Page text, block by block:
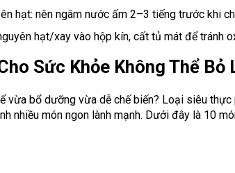
hạt: nên ngâm nước ấm 2–3 tiếng trước khi
hạt/xay vào hộp kín, cất tủ mát để tránh
Sức Khỏe Không Thể Bỏ
vừa bổ dưỡng vừa dễ chế biến? Loại siêu
nhiều món ngon lành mạnh. Dưới đây là 10